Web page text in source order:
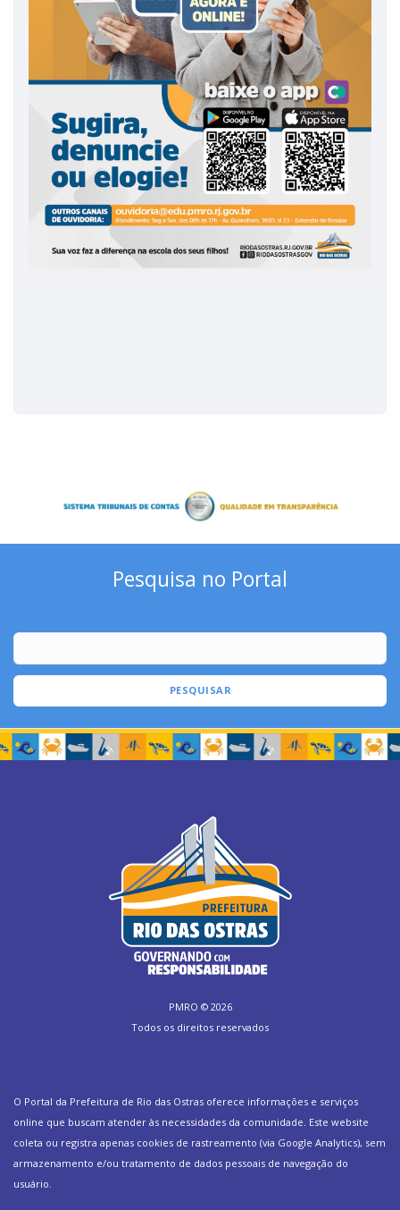
Pesquisa no Portal
PESQUISAR
PMRO © 2026
Todos os direitos reservados
O Portal da Prefeitura de Rio das Ostras oferece informações e serviços
online que buscam atender às necessidades da comunidade. Este website
coleta ou registra apenas cookies de rastreamento (via Google Analytics), sem
armazenamento e/ou tratamento de dados pessoais de navegação do
usuário.